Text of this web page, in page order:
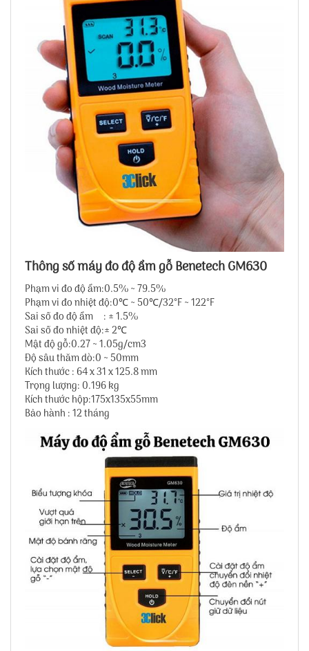
Thông số máy đo độ ẩm gỗ Benetech GM630
Phạm vi đo độ ẩm:0.5% ~ 79.5%
Phạm vi đo nhiệt độ:0℃ ~ 50℃/32°F ~ 122°F
Sai số đo độ ẩm : ± 1.5%
Sai số đo nhiệt độ:± 2℃
Mật độ gỗ:0.27 ~ 1.05g/cm3
Độ sâu thăm dò:0 ~ 50mm
Kích thước : 64 x 31 x 125.8 mm
Trọng lượng: 0.196 kg
Kích thước hộp:175x135x55mm
Bảo hành : 12 tháng